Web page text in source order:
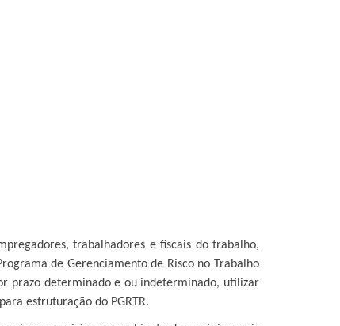
trabalhadores e fiscais do trabalho,
de Gerenciamento de Risco no Trabalho
prazo determinado e ou indeterminado, utilizar
estruturação do PGRTR.